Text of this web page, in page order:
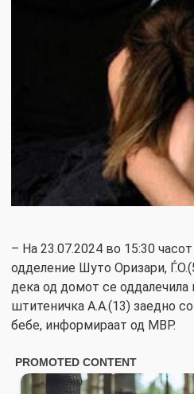
– На 23.07.2024 во 15:30
одделение Шуто Оризари,
дека од домот се оддалечила
штитеничка А.А.(13) заедно
бебе, информираат од МВР.